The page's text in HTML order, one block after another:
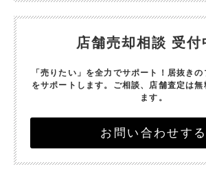
店舗売却相談 受付
「売りたい」を全力でサポート！ 居抜き
をサポートします。 ご相談、店舗査定は
ます。
お問い合わせする